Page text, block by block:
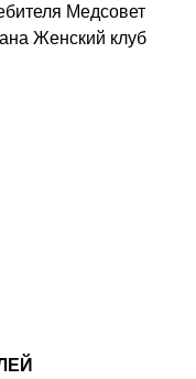
Медсовет
Женский клуб